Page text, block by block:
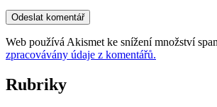
Web používá Akismet ke snížení množství
zpracovávány údaje z komentářů.
Rubriky